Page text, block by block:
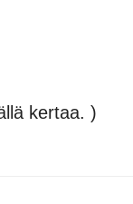
kertaa. )